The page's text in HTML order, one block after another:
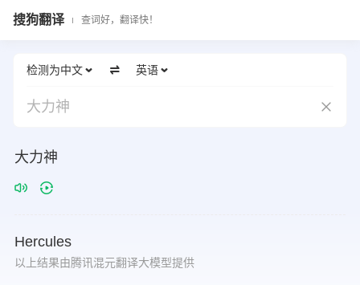
搜狗翻译 查词好，翻译快！
检测为中文 英语
大力神
大力神
Hercules
以上结果由腾讯混元翻译大模型提供